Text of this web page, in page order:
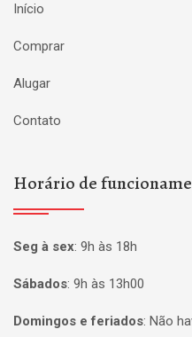
Início
Comprar
Alugar
Contato
Horário de
Seg à sex: 9h às 18h
Sábados: 9h às 13h00
Domingos e feriados: Não